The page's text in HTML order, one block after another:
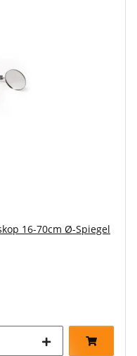
16-70cm Ø-Spiegel